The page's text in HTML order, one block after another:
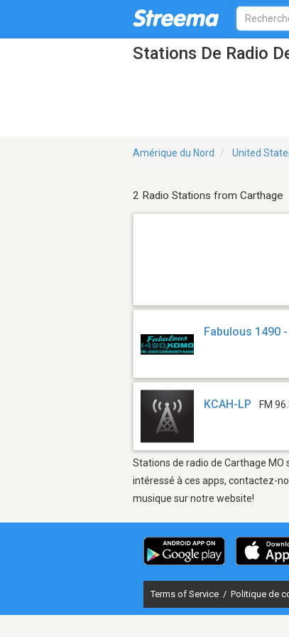
Stations De Radio
Amérique du Nord United
2 Radio Stations from Carthage
Fabulous 1490 -
KCAH-LP FM
Stations de radio de Carthage MO
intéressé à ces apps, contactez-
musique sur notre website!
Terms of Service / Politique de